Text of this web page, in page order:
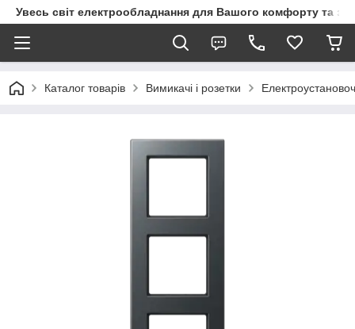
Увесь світ електрообладнання для Вашого комфорту та
Каталог товарів Вимикачі і розетки